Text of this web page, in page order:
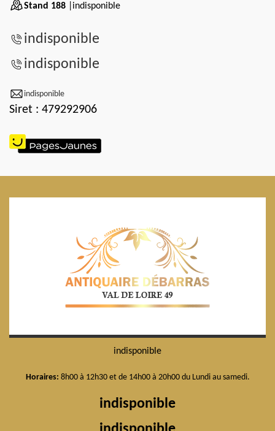
Stand 188 |indisponible
indisponible
indisponible
indisponible
Siret : 479292906
indisponible
Horaires: 8h00 à 12h30 et de 14h00 à 20h00 du Lundi au samedi.
indisponible